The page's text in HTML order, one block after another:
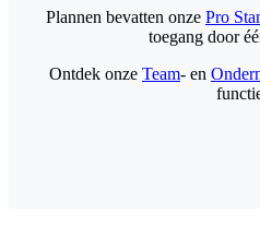
Plannen bevatten onze Pro
toegang door
Ontdek onze Team- en